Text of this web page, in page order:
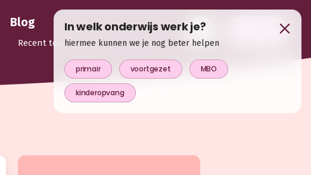
Blog
Recent toegevoegd
In welk onderwijs werk je?
hiermee kunnen we je nog beter helpen
primair voortgezet MBO
kinderopvang